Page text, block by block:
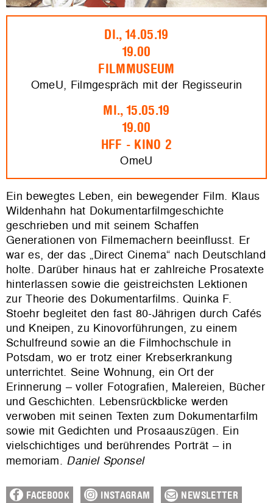
DI., 14.05.19
19.00
FILMMUSEUM
OmeU, Filmgespräch mit der Regisseurin
MI., 15.05.19
19.00
HFF - KINO 2
OmeU
Ein bewegtes Leben, ein bewegender Film. Klaus
Wildenhahn hat Dokumentarfilmgeschichte
geschrieben und mit seinem Schaffen
Generationen von Filmemachern beeinflusst. Er
war es, der das „Direct Cinema“ nach Deutschland
holte. Darüber hinaus hat er zahlreiche Prosatexte
hinterlassen sowie die geistreichsten Lektionen
zur Theorie des Dokumentarfilms. Quinka F.
Stoehr begleitet den fast 80-Jährigen durch Cafés
und Kneipen, zu Kinovorführungen, zu einem
Schulfreund sowie an die Filmhochschule in
Potsdam, wo er trotz einer Krebserkrankung
unterrichtet. Seine Wohnung, ein Ort der
Erinnerung – voller Fotografien, Malereien, Bücher
und Geschichten. Lebensrückblicke werden
verwoben mit seinen Texten zum Dokumentarfilm
sowie mit Gedichten und Prosaauszügen. Ein
vielschichtiges und berührendes Porträt – in
memoriam. Daniel Sponsel
FACEBOOK INSTAGRAM NEWSLETTER